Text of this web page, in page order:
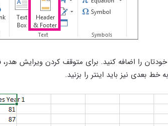
خودتان را اضافه کنید. برای متوقف کردن ویرایش
خط بعدی نیز باید اینتر را بزنید.